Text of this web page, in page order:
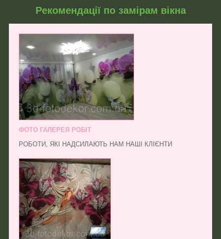
Рекомендації по замірам вікна
ФОТО ГАЛЕРЕЯ РОБІТ
РОБОТИ, ЯКІ НАДСИЛАЮТЬ НАМ НАШІ КЛІЄНТИ